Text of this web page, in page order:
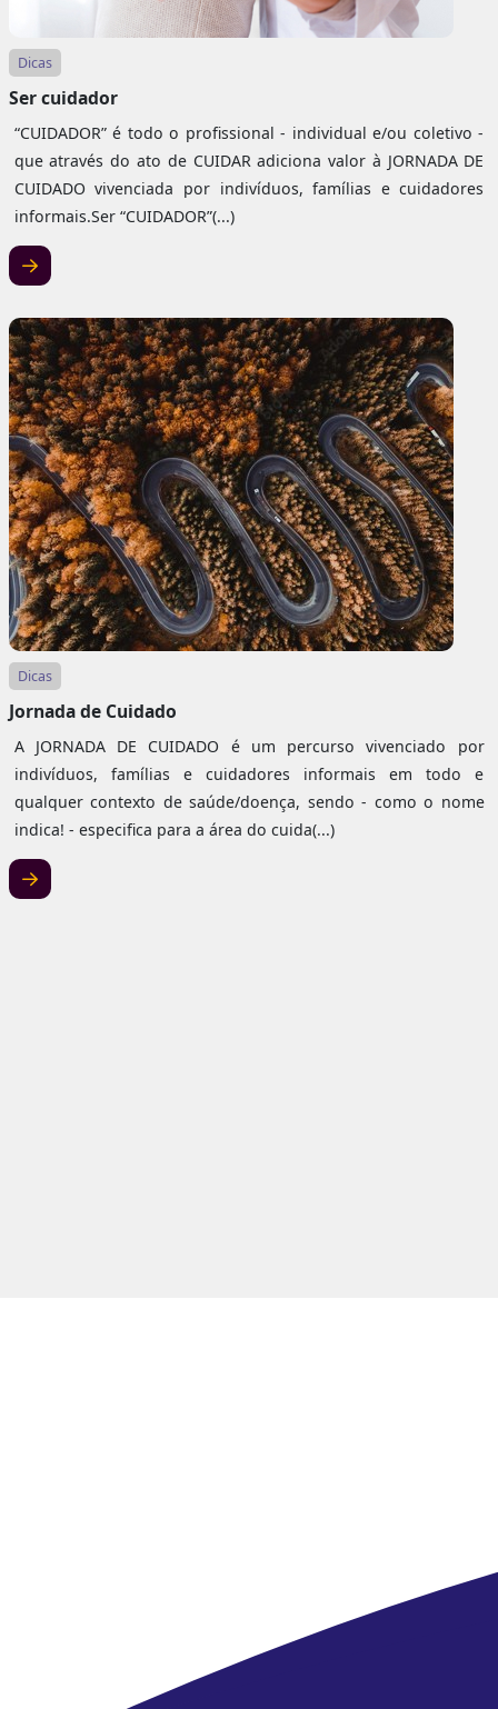
Dicas
Ser cuidador
“CUIDADOR” é todo o profissional - individual e/ou coletivo -
que através do ato de CUIDAR adiciona valor à JORNADA DE
CUIDADO vivenciada por indivíduos, famílias e cuidadores
informais.Ser “CUIDADOR”(...)
Dicas
Jornada de Cuidado
A JORNADA DE CUIDADO é um percurso vivenciado por
indivíduos, famílias e cuidadores informais em todo e
qualquer contexto de saúde/doença, sendo - como o nome
indica! - especifica para a área do cuida(...)